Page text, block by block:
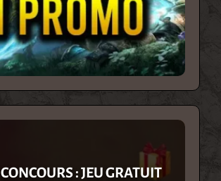
CONCOURS : JEU GRATUIT